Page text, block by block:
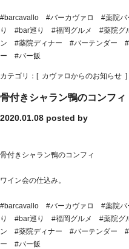
#barcavallo #バーカヴァロ #薬院
り #bar巡り #福岡グルメ #薬院グ
ン #薬院ディナー #バーテンダー
ー #バー飯
カテゴリ：[ カヴァロからのお知らせ ]
骨付きシャラン鴨のコンフィ
2020.01.08 posted by
骨付きシャラン鴨のコンフィ
ワイン会の仕込み。
#barcavallo #バーカヴァロ #薬院
り #bar巡り #福岡グルメ #薬院グ
ン #薬院ディナー #バーテンダー
ー #バー飯